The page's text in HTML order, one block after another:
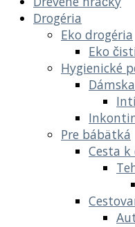
Drogéria
Eko drogéria
Eko
Hygienické
Pre bábätká
Cesta